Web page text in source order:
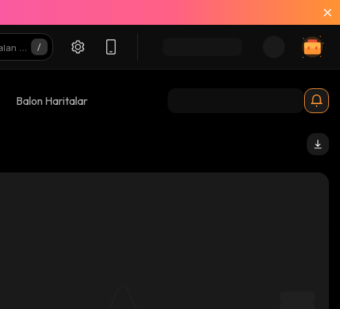
Balon Haritalar